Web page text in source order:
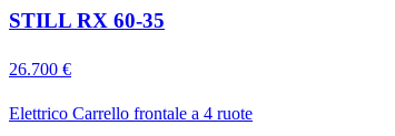
STILL RX 60-35
26.700 €
Elettrico Carrello frontale a 4 ruote